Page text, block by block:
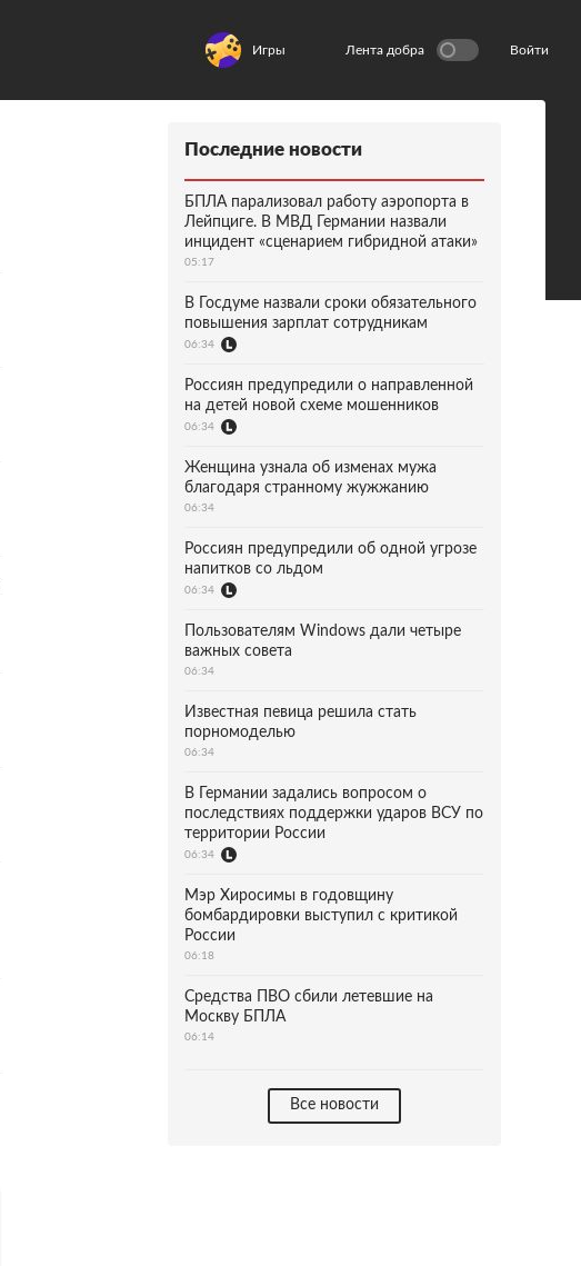
Игры Лента добра Войти
Последние новости
БПЛА парализовал работу аэропорта в
Лейпциге. В МВД Германии назвали
инцидент «сценарием гибридной атаки»
05:17
В Госдуме назвали сроки обязательного
повышения зарплат сотрудникам
06:34
Россиян предупредили о направленной
на детей новой схеме мошенников
06:34
Женщина узнала об изменах мужа
благодаря странному жужжанию
06:34
Россиян предупредили об одной угрозе
напитков со льдом
06:34
Пользователям Windows дали четыре
важных совета
06:34
Известная певица решила стать
порномоделью
06:34
В Германии задались вопросом о
последствиях поддержки ударов ВСУ по
территории России
06:34
Мэр Хиросимы в годовщину
бомбардировки выступил с критикой
России
06:18
Средства ПВО сбили летевшие на
Москву БПЛА
06:14
Все новости